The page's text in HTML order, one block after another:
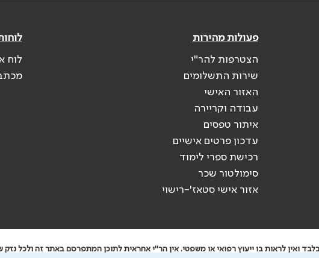
פעולות מהירות
הצטרפות להר"י
שירות התשלומים
האזור האישי
עבודה וקריירה
איתור טפסים
עדכון פרטים אישיים
רכישת ספרי לימוד
סימולטור שכר
אזור אישי סטאז'-רישוי
לוח
ואין לראות בו ייעוץ רפואי או משפטי. אין הר"י אחראית לתוכן המתפרסם באתר זה ולכל נזק